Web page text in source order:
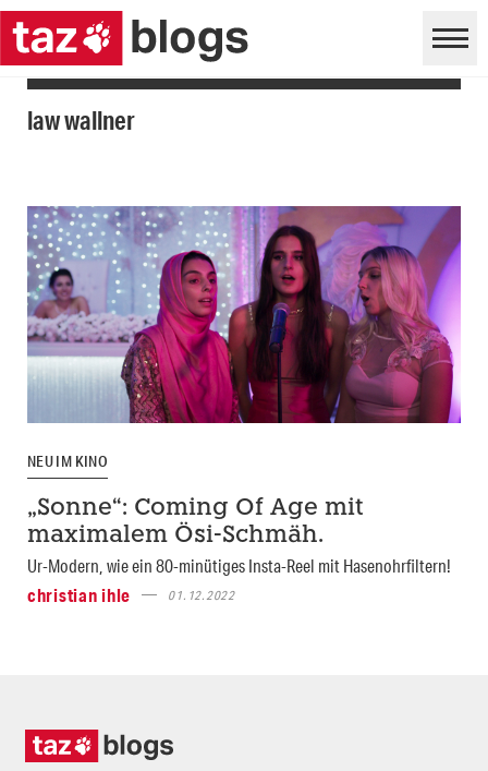
law wallner
NEU IM KINO
„Sonne“: Coming Of Age mit
maximalem Ösi-Schmäh.
Ur-Modern, wie ein 80-minütiges Insta-Reel mit Hasenohrfiltern!
christian ihle
01.12.2022